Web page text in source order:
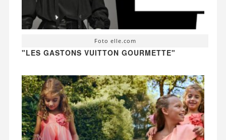
Foto elle.com
"LES GASTONS VUITTON GOURMETTE"